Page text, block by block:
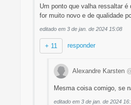
Um ponto que valha ressaltar
for muito novo e de qualidade
editado em 3 de jan. de 2024 15:08
+ 11 responder
Alexandre Karsten
Mesma coisa comigo, se
editado em 3 de jan. de 2024